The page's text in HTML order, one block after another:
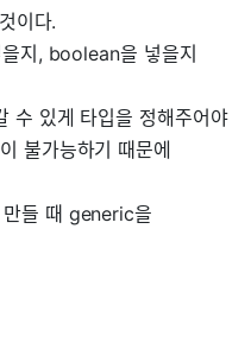
이다.
지, boolean을 넣을지
수 있게 타입을 정해주어야
불가능하기 때문에
만들 때 generic을